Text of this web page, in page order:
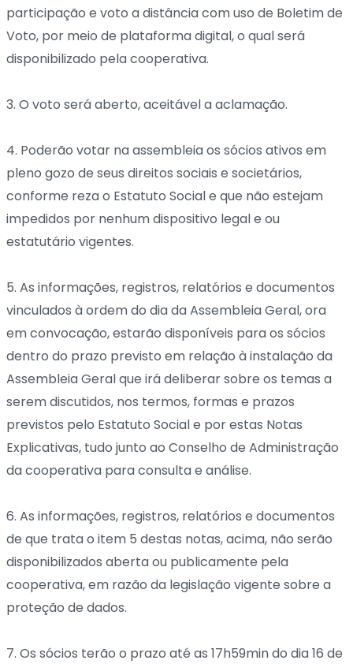
participação e voto a distância com uso de Boletim de
Voto, por meio de plataforma digital, o qual será
disponibilizado pela cooperativa.
3. O voto será aberto, aceitável a aclamação.
4. Poderão votar na assembleia os sócios ativos em
pleno gozo de seus direitos sociais e societários,
conforme reza o Estatuto Social e que não estejam
impedidos por nenhum dispositivo legal e ou
estatutário vigentes.
5. As informações, registros, relatórios e documentos
vinculados à ordem do dia da Assembleia Geral, ora
em convocação, estarão disponíveis para os sócios
dentro do prazo previsto em relação à instalação da
Assembleia Geral que irá deliberar sobre os temas a
serem discutidos, nos termos, formas e prazos
previstos pelo Estatuto Social e por estas Notas
Explicativas, tudo junto ao Conselho de Administração
da cooperativa para consulta e análise.
6. As informações, registros, relatórios e documentos
de que trata o item 5 destas notas, acima, não serão
disponibilizados aberta ou publicamente pela
cooperativa, em razão da legislação vigente sobre a
proteção de dados.
7. Os sócios terão o prazo até as 17h59min do dia 16 de